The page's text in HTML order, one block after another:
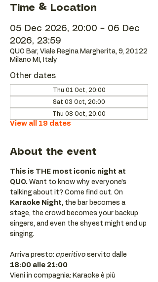
Time & Location
05 Dec 2026, 20:00 – 06 Dec
2026, 23:59
QUO Bar, Viale Regina Margherita, 9, 20122
Milano MI, Italy
Other dates
Thu 01 Oct, 20:00
Sat 03 Oct, 20:00
Thu 08 Oct, 20:00
View all 19 dates
About the event
This is THE most iconic night at
QUO. Want to know why everyone’s
talking about it? Come find out. On
Karaoke Night, the bar becomes a
stage, the crowd becomes your backup
singers, and even the shyest might end up
singing.
Arriva presto: aperitivo servito dalle
18:00 alle 21:00
Vieni in compagnia: Karaoke è più